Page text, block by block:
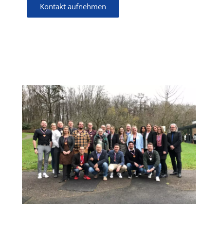
Kontakt aufnehmen